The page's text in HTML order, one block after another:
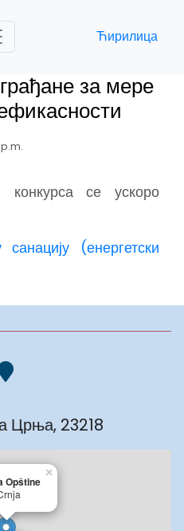
Ћирилица
за мере
p.m.
конкурса се ускоро
(енергетски
Црња, 23218
Opštine
×